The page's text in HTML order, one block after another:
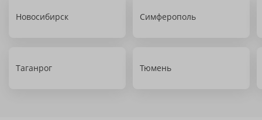
Новосибирск Симферополь
Таганрог Тюмень